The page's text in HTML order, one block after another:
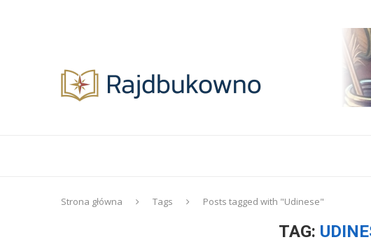
Strona główna Tags Posts tagged with "Udinese"
TAG: